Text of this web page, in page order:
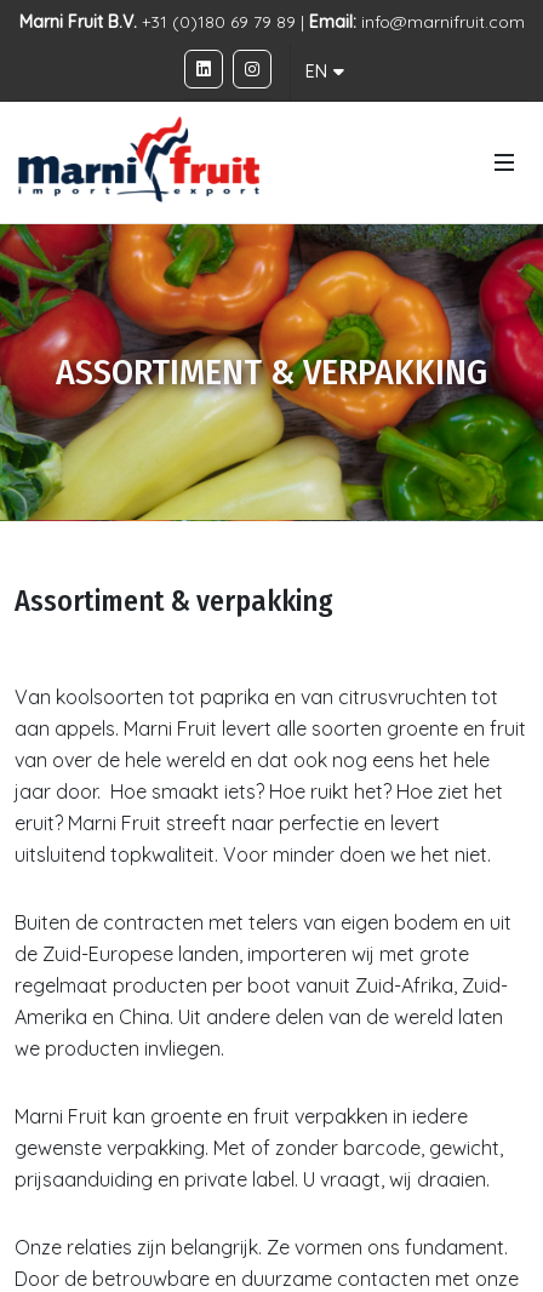
Marni Fruit B.V.+31 (0)180 69 79 89 | Email: info@marnifruit.com
EN
ASSORTIMENT & VERPAKKING
Assortiment & verpakking
Van koolsoorten tot paprika en van citrusvruchten tot
aan appels. Marni Fruit levert alle soorten groente en fruit
van over de hele wereld en dat ook nog eens het hele
jaar door. Hoe smaakt iets? Hoe ruikt het? Hoe ziet het
eruit? Marni Fruit streeft naar perfectie en levert
uitsluitend topkwaliteit. Voor minder doen we het niet.
Buiten de contracten met telers van eigen bodem en uit
de Zuid-Europese landen, importeren wij met grote
regelmaat producten per boot vanuit Zuid-Afrika, Zuid-
Amerika en China. Uit andere delen van de wereld laten
we producten invliegen.
Marni Fruit kan groente en fruit verpakken in iedere
gewenste verpakking. Met of zonder barcode, gewicht,
prijsaanduiding en private label. U vraagt, wij draaien.
Onze relaties zijn belangrijk. Ze vormen ons fundament.
Door de betrouwbare en duurzame contacten met onze